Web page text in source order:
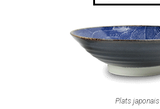
Plats japonais